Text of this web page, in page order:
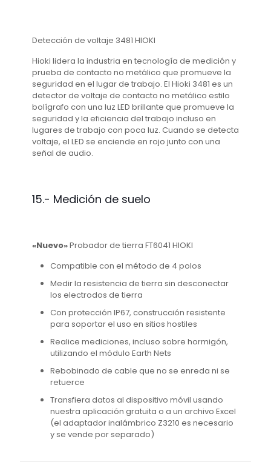
Detección de voltaje 3481 HIOKI
Hioki lidera la industria en tecnología de medición y
prueba de contacto no metálico que promueve la
seguridad en el lugar de trabajo. El Hioki 3481 es un
detector de voltaje de contacto no metálico estilo
bolígrafo con una luz LED brillante que promueve la
seguridad y la eficiencia del trabajo incluso en
lugares de trabajo con poca luz. Cuando se detecta
voltaje, el LED se enciende en rojo junto con una
señal de audio.
15.- Medición de suelo
«Nuevo»Probador de tierra FT6041 HIOKI
Compatible con el método de 4 polos
Medir la resistencia de tierra sin desconectar
los electrodos de tierra
Con protección IP67, construcción resistente
para soportar el uso en sitios hostiles
Realice mediciones, incluso sobre hormigón,
utilizando el módulo Earth Nets
Rebobinado de cable que no se enreda ni se
retuerce
Transfiera datos al dispositivo móvil usando
nuestra aplicación gratuita o a un archivo Excel
(el adaptador inalámbrico Z3210 es necesario
y se vende por separado)